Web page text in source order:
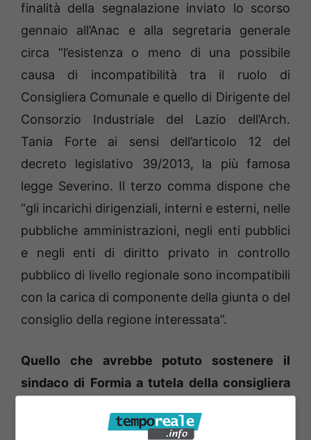
finalità della segnalazione inviato lo scorso
gennaio all’Anac e alla segretaria generale
circa “l’esistenza o meno di una possibile
causa di incompatibilità tra il ruolo di
Consigliera Comunale e quello di Dirigente del
Consorzio Industriale del Lazio dell’Arch.
Tania Forte ai sensi dell’articolo 12 del
decreto legislativo 39/2013, la più famosa
legge Severino. Il terzo comma dispone che
“gli incarichi dirigenziali, interni e esterni, nelle
pubbliche amministrazioni, negli enti pubblici
e negli enti di diritto privato in controllo
pubblico di livello regionale sono incompatibili
con la carica di componente della giunta o del
consiglio della regione interessata”.
Quello che avrebbe potuto sostenere il
sindaco di Formia a tutela della consigliera
minoranza e, cioè, che l’Anac, seppur